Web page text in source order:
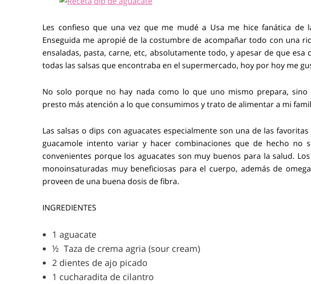
Les confieso que una vez que me mudé a Usa me hice fanática de
Enseguida me apropié de la costumbre de acompañar todo con una
ensaladas, pasta, carne, etc, absolutamente todo, y apesar de que
todas las salsas que encontraba en el supermercado, hoy por hoy me
No solo porque no hay nada como lo que uno mismo prepara,
presto más atención a lo que consumimos y trato de alimentar a mi
Las salsas o dips con aguacates especialmente son una de las
guacamole intento variar y hacer combinaciones que de hecho no
convenientes porque los aguacates son muy buenos para la salud. Los
monoinsaturadas muy beneficiosas para el cuerpo, además de
proveen de una buena dosis de fibra.
INGREDIENTES
1 aguacate
½ Taza de crema agria (sour cream)
2 dientes de ajo picado
1 cucharadita de cilantro